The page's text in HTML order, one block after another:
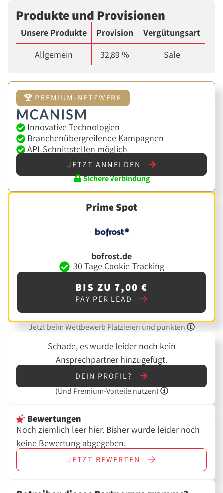
Produkte und Provisionen
Unsere Produkte Provision
Vergütungsart
Allgemein
32,89 % Sale
PREMIUM-NETZWERK
Innovative Technologien
Branchenübergreifende Kampagnen
API-Schnittstellen möglich
JETZT ANMELDEN
Sichere Verbindung
Prime Spot
bofrost.de
30 Tage Cookie-Tracking
BIS ZU 7,00 €
PAY PER LEAD
Jetzt beim Wettbewerb Platzieren und punkten
Schade, es wurde leider noch kein
Ansprechpartner hinzugefügt.
DEIN PROFIL?
(Und Premium-Vorteile nutzen)
Bewertungen
Noch ziemlich leer hier. Bisher wurde leider noch
keine Bewertung abgegeben.
JETZT BEWERTEN